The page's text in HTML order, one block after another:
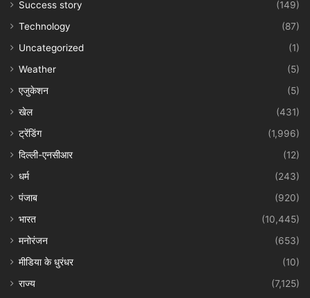
Success story
(149)
Technology
(87)
Uncategorized
(1)
Weather
(5)
एजुकेशन
(5)
खेल
(431)
ट्रेंडिंग
(1,996)
दिल्ली-एनसीआर
(12)
धर्म
(243)
पंजाब
(920)
भारत
(10,445)
मनोरंजन
(653)
मीडिया के धुरंधर
(10)
राज्य
(7,125)